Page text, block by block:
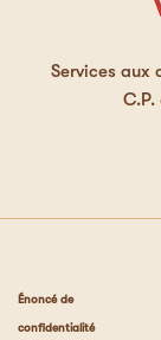
Services aux
Énoncé de
confidentialité